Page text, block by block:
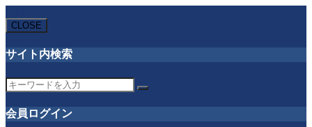
CLOSE
サイト内検索
会員ログイン